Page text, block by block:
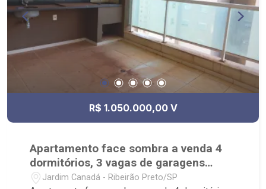
R$ 1.050.000,00 V
Apartamento face sombra a venda 4
dormitórios, 3 vagas de garagens
cobertas no Jardim São Luiz.
Jardim Canadá - Ribeirão Preto/SP